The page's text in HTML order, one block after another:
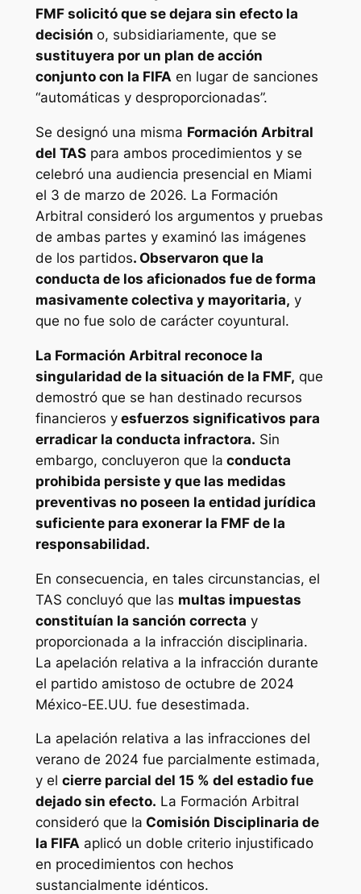
FMF solicitó que se dejara sin efecto la
decisión o, subsidiariamente, que se
sustituyera por un plan de acción
conjunto con la FIFAen lugar de sanciones
“automáticas y desproporcionadas”.
Se designó una misma Formación Arbitral
del TASpara ambos procedimientos y se
celebró una audiencia presencial en Miami
el 3 de marzo de 2026. La Formación
Arbitral consideró los argumentos y pruebas
de ambas partes y examinó las imágenes
de los partidos. Observaron que la
conducta de los aficionados fue de forma
masivamente colectiva y mayoritaria, y
que no fue solo de carácter coyuntural.
La Formación Arbitral reconoce la
singularidad de la situación de la FMF, que
demostró que se han destinado recursos
financieros yesfuerzos significativos para
erradicar la conducta infractora. Sin
embargo, concluyeron que la conducta
prohibida persiste y que las medidas
preventivas no poseen la entidad jurídica
suficiente para exonerar la FMF de la
responsabilidad.
En consecuencia, en tales circunstancias, el
TAS concluyó que las multas impuestas
constituían la sanción correcta y
proporcionada a la infracción disciplinaria.
La apelación relativa a la infracción durante
el partido amistoso de octubre de 2024
México-EE.UU. fue desestimada.
La apelación relativa a las infracciones del
verano de 2024 fue parcialmente estimada,
y el cierre parcial del 15 % del estadio fue
dejado sin efecto. La Formación Arbitral
consideró que la Comisión Disciplinaria de
la FIFAaplicó un doble criterio injustificado
en procedimientos con hechos
sustancialmente idénticos.